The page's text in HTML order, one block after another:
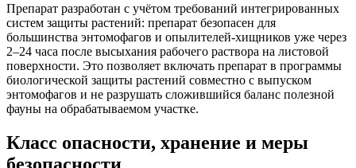
Препарат разработан с учётом требований интегрированных
систем защиты растений: препарат безопасен для
большинства энтомофагов и опылителей-хищников уже через
2–24 часа после высыхания рабочего раствора на листовой
поверхности. Это позволяет включать препарат в программы
биологической защиты растений совместно с выпуском
энтомофагов и не разрушать сложившийся баланс полезной
фауны на обрабатываемом участке.
Класс опасности, хранение и меры